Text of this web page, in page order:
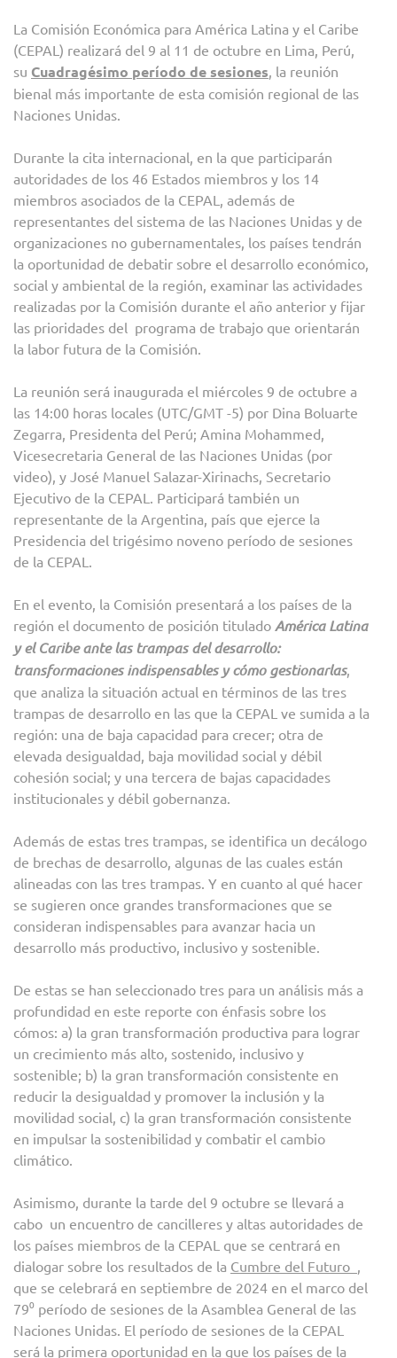
La Comisión Económica para América Latina y el Caribe
(CEPAL) realizará del 9 al 11 de octubre en Lima, Perú,
su Cuadragésimo período de sesiones, la reunión
bienal más importante de esta comisión regional de las
Naciones Unidas.
Durante la cita internacional, en la que participarán
autoridades de los 46 Estados miembros y los 14
miembros asociados de la CEPAL, además de
representantes del sistema de las Naciones Unidas y de
organizaciones no gubernamentales, los países tendrán
la oportunidad de debatir sobre el desarrollo económico,
social y ambiental de la región, examinar las actividades
realizadas por la Comisión durante el año anterior y fijar
las prioridades del programa de trabajo que orientarán
la labor futura de la Comisión.
La reunión será inaugurada el miércoles 9 de octubre a
las 14:00 horas locales (UTC/GMT -5) por Dina Boluarte
Zegarra, Presidenta del Perú; Amina Mohammed,
Vicesecretaria General de las Naciones Unidas (por
video), y José Manuel Salazar-Xirinachs, Secretario
Ejecutivo de la CEPAL. Participará también un
representante de la Argentina, país que ejerce la
Presidencia del trigésimo noveno período de sesiones
de la CEPAL.
En el evento, la Comisión presentará a los países de la
región el documento de posición titulado América Latina
y el Caribe ante las trampas del desarrollo:
transformaciones indispensables y cómo gestionarlas,
que analiza la situación actual en términos de las tres
trampas de desarrollo en las que la CEPAL ve sumida a la
región: una de baja capacidad para crecer; otra de
elevada desigualdad, baja movilidad social y débil
cohesión social; y una tercera de bajas capacidades
institucionales y débil gobernanza.
Además de estas tres trampas, se identifica un decálogo
de brechas de desarrollo, algunas de las cuales están
alineadas con las tres trampas. Y en cuanto al qué hacer
se sugieren once grandes transformaciones que se
consideran indispensables para avanzar hacia un
desarrollo más productivo, inclusivo y sostenible.
De estas se han seleccionado tres para un análisis más a
profundidad en este reporte con énfasis sobre los
cómos: a) la gran transformación productiva para lograr
un crecimiento más alto, sostenido, inclusivo y
sostenible; b) la gran transformación consistente en
reducir la desigualdad y promover la inclusión y la
movilidad social, c) la gran transformación consistente
en impulsar la sostenibilidad y combatir el cambio
climático.
Asimismo, durante la tarde del 9 octubre se llevará a
cabo un encuentro de cancilleres y altas autoridades de
los países miembros de la CEPAL que se centrará en
dialogar sobre los resultados de la Cumbre del Futuro ,
que se celebrará en septiembre de 2024 en el marco del
79⁰ período de sesiones de la Asamblea General de las
Naciones Unidas. El período de sesiones de la CEPAL
será la primera oportunidad en la que los países de la